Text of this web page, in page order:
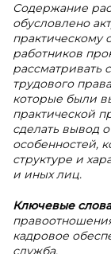
Содержание
обусловлено
практическому
работников
рассматривать
трудового
которые были
практической
сделать вывод
особенностей,
структуре и
и иных лиц.
Ключевые
кадровое
служба.